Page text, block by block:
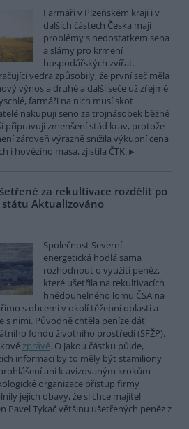
Farmáři v Plzeňském kraji i v
dalších částech Česka mají
problémy s nedostatkem sena
a slámy pro krmení
hospodářských zvířat.
vedra způsobily, že první seč měla
výnos a druhé a další seče už zřejmě
farmáři na nich musí skot
nakupují seno za trojnásobek běžné
připravují zmenšení stád krav, protože
zároveň výrazně snížila výkupní cena
i hovězího masa, zjistila ČTK.
za rekultivace rozdělit po
státu Aktualizováno
Společnost Severní
energetická hodlá sama
rozhodnout o využití peněz,
které ušetřila na rekultivacích
hnědouhelného lomu ČSA na
s obcemi v okolí těžební oblasti a
nimi. Původně chtěla peníze dát
fondu životního prostředí (SFŽP).
zprávě. O jakou částku půjde,
informací by to měly být stamiliony
ani k avizovaným krokům
organizace přístup firmy
jejich obavy, že si chce majitel
Pavel Tykač většinu ušetřených peněz z